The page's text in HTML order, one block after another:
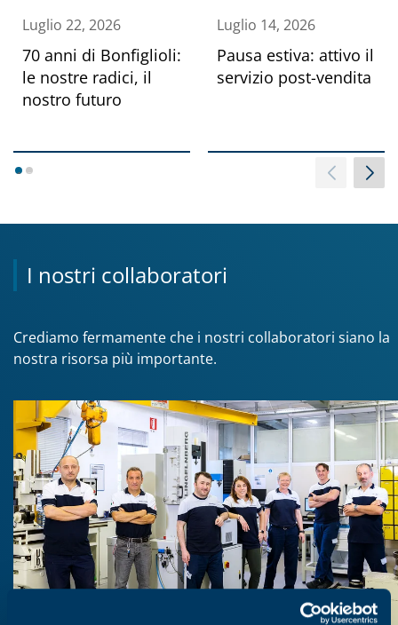
Luglio 22, 2026
70 anni di Bonfiglioli:
le nostre radici, il
nostro futuro
Luglio 14, 2026
Pausa estiva: attivo il
servizio post-vendita
12
I nostri collaboratori
Crediamo fermamente che i nostri collaboratori siano la
nostra risorsa più importante.